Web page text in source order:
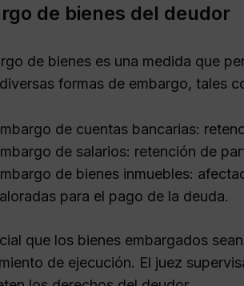
de bienes del deudor
de bienes es una medida que
formas de embargo, tales
de cuentas bancarias:
de salarios: retención de
de bienes inmuebles:
para el pago de la deuda.
que los bienes embargados
de ejecución. El juez